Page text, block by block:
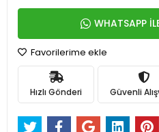
WHATSAPP
Favorilerime ekle
Hızlı Gönderi Güvenli